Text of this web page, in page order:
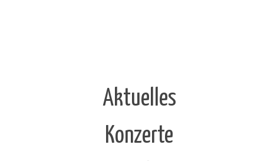
Aktuelles
Konzerte